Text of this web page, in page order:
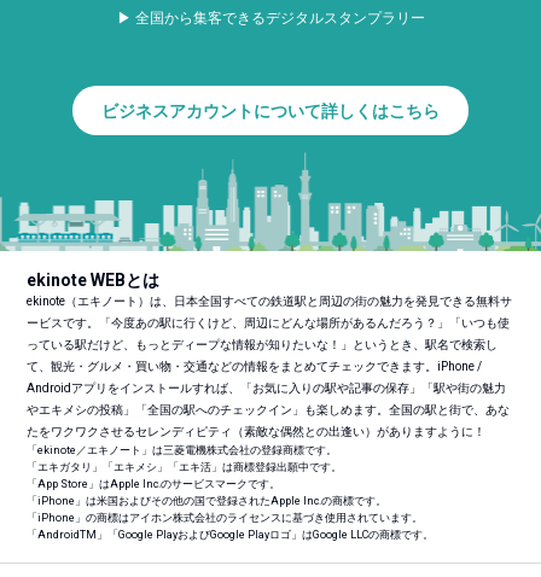
▶ 全国から集客できるデジタルスタンプラリー
ビジネスアカウントについて詳しくはこちら
ekinote WEBとは
ekinote（エキノート）は、日本全国すべての鉄道駅と周辺の街の魅力を発見できる無料サ
ービスです。「今度あの駅に行くけど、周辺にどんな場所があるんだろう？」「いつも使
っている駅だけど、もっとディープな情報が知りたいな！」というとき、駅名で検索し
て、観光・グルメ・買い物・交通などの情報をまとめてチェックできます。iPhone /
Androidアプリをインストールすれば、「お気に入りの駅や記事の保存」「駅や街の魅力
やエキメシの投稿」「全国の駅へのチェックイン」も楽しめます。全国の駅と街で、あな
たをワクワクさせるセレンディピティ（素敵な偶然との出逢い）がありますように！
「ekinote／エキノート」は三菱電機株式会社の登録商標です。
「エキガタリ」「エキメシ」「エキ活」は商標登録出願中です。
「App Store」はApple Inc.のサービスマークです。
「iPhone」は米国およびその他の国で登録されたApple Inc.の商標です。
「iPhone」の商標はアイホン株式会社のライセンスに基づき使用されています。
「AndroidTM 」「Google PlayおよびGoogle Playロゴ」はGoogle LLCの商標です。